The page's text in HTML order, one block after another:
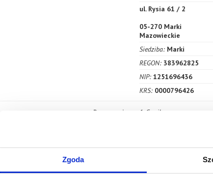
Zgoda
ul. Rysia 61 / 2
05-270 Marki
Mazowieckie
Siedziba: Marki
REGON: 383962825
NIP:1251696436
KRS: 0000796426
Roszczenia:
1. Cywilne
2. Cywilne
5 350,50 PLN